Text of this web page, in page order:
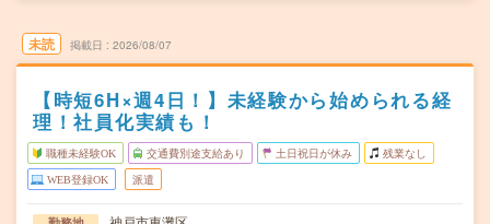
未読 掲載日 2026/08/07
【時短6H×週4日！】未経験から始められる経
理！社員化実績も！
職種未経験OK 交通費別途支給あり 土日祝日が休み 残業なし
WEB登録OK 派遣